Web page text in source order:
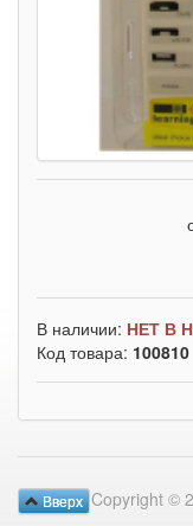
В наличии: НЕТ В
Код товара: 100810
Вверх Copyright ©